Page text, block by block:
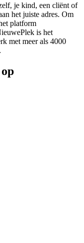
je kind, een cliënt of
het juiste adres. Om
platform
is het
met meer als 4000